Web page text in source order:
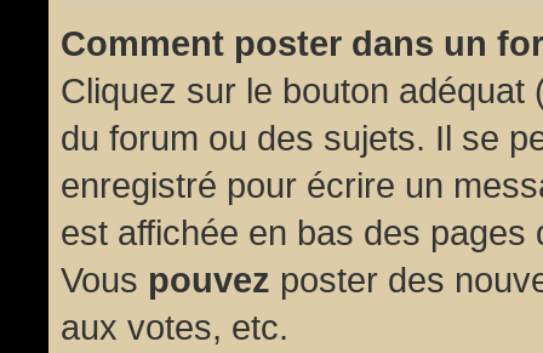
Comment poster dans un
Cliquez sur le bouton
du forum ou des sujets. Il se
enregistré pour écrire un
est affichée en bas des
Vous pouvez poster des
aux votes, etc.